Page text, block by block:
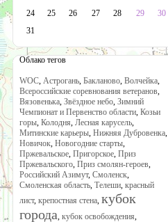
24
25 26 27 28 29
30
31
Облако тегов
WOC, Астрогань, Бакланово, Волчейка,
Всероссийские соревнования ветеранов,
Вязовенька, Звёздное небо, Зимний
Чемпионат и Первенство области, Козьи
горы, Колодня, Лесная карусель,
Митинские карьеры, Нижняя Дубровенка,
Новичок, Новогодние старты,
Пржевальское, Пригорское, Приз
Пржевальского, Приз смолян-героев,
Российский Азимут, Смоленск,
Смоленская область, Телеши, красный
лист, крепостная стена, кубок
города, кубок освобождения,